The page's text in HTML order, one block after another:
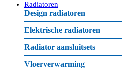
Radiatoren
Design radiatoren
Elektrische radiatoren
Radiator aansluitsets
Vloerverwarming